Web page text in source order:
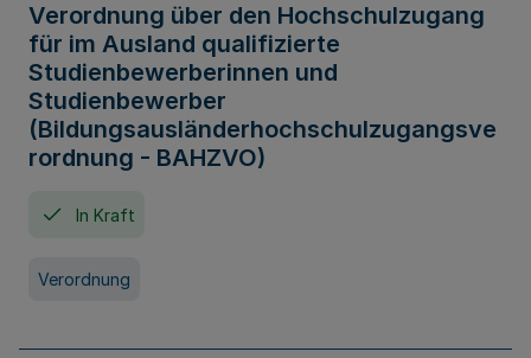
Verordnung über den Hochschulzugang
für im Ausland qualifizierte
Studienbewerberinnen und
Studienbewerber
(Bildungsausländerhochschulzugangsve
rordnung - BAHZVO)
In Kraft
Verordnung